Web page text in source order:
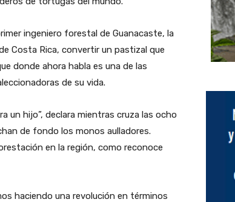
ingeniero forestal de Guanacaste, la
Costa Rica, convertir un pastizal que
donde ahora habla es una de las
de su vida.
un hijo”, declara mientras cruza las ocho
de fondo los monos aulladores.
en la región, como reconoce
haciendo una revolución en términos